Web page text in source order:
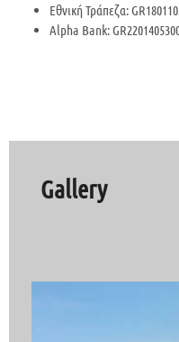
Εθνική Τράπεζα:
Alpha Bank:
Gallery